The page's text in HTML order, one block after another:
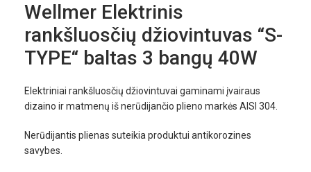
Wellmer Elektrinis
rankšluosčių džiovintuvas “S-
TYPE“ baltas 3 bangų 40W
Elektriniai rankšluosčių džiovintuvai gaminami įvairaus
dizaino ir matmenų iš nerūdijančio plieno markės AISI 304.
Nerūdijantis plienas suteikia produktui antikorozines
savybes.